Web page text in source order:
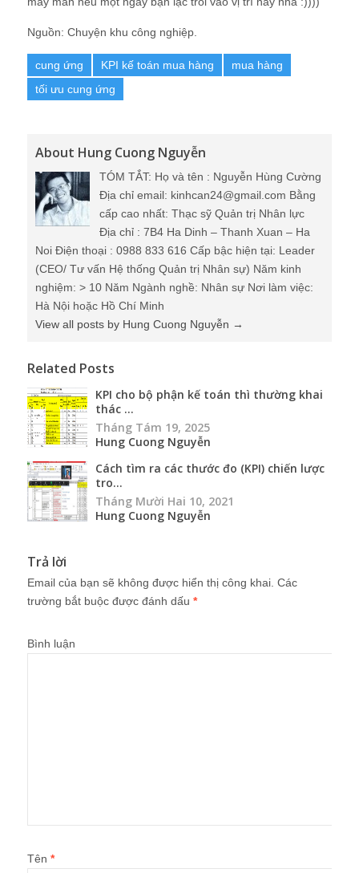
Nguồn: Chuyện khu công nghiệp.
cung ứng KPI kế toán mua hàng
mua hàng
tối ưu cung ứng
About Hung Cuong Nguyễn
TÓM TẮT: Họ và tên : Nguyễn Hùng Cường
Địa chỉ email: kinhcan24@gmail.com Bằng
cấp cao nhất: Thạc sỹ Quản trị Nhân lực
Địa chỉ : 7B4 Ha Dinh – Thanh Xuan – Ha
Noi Điện thoại : 0988 833 616 Cấp bậc hiện tại: Leader
(CEO/ Tư vấn Hệ thống Quản trị Nhân sự) Năm kinh
nghiệm: > 10 Năm Ngành nghề: Nhân sự Nơi làm việc:
Hà Nội hoặc Hồ Chí Minh
View all posts by Hung Cuong Nguyễn →
Related Posts
KPI cho bộ phận kế toán thì thường khai
thác ...
Tháng Tám 19, 2025
Hung Cuong Nguyễn
Cách tìm ra các thước đo (KPI) chiến lược
tro...
Tháng Mười Hai 10, 2021
Hung Cuong Nguyễn
Trả lời
Email của bạn sẽ không được hiển thị công khai. Các
trường bắt buộc được đánh dấu *
Bình luận
Tên *